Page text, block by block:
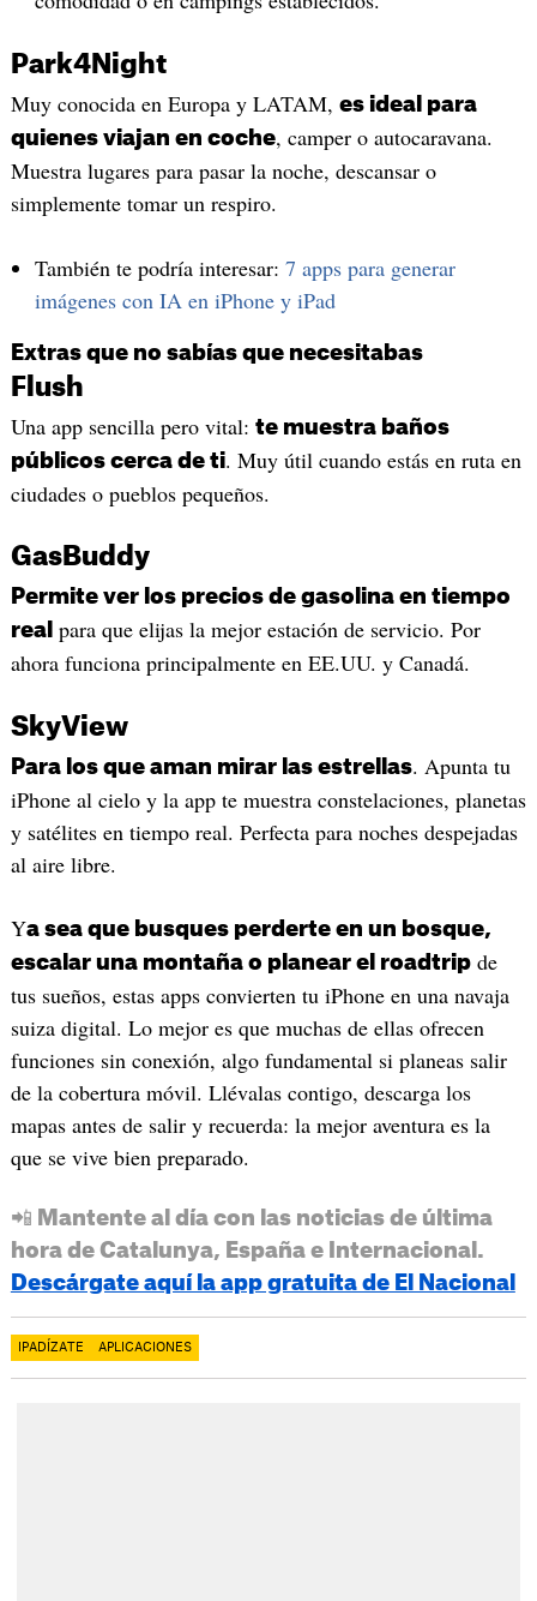
Park4Night
Muy conocida en Europa y LATAM, es ideal para
quienes viajan en coche, camper o autocaravana.
Muestra lugares para pasar la noche, descansar o
simplemente tomar un respiro.
También te podría interesar: 7 apps para generar
imágenes con IA en iPhone y iPad
Extras que no sabías que necesitabas
Flush
Una app sencilla pero vital: te muestra baños
públicos cerca de ti. Muy útil cuando estás en ruta en
ciudades o pueblos pequeños.
GasBuddy
Permite ver los precios de gasolina en tiempo
real para que elijas la mejor estación de servicio. Por
ahora funciona principalmente en EE.UU. y Canadá.
SkyView
Para los que aman mirar las estrellas. Apunta tu
iPhone al cielo y la app te muestra constelaciones, planetas
y satélites en tiempo real. Perfecta para noches despejadas
al aire libre.
Ya sea que busques perderte en un bosque,
escalar una montaña o planear el roadtripde
tus sueños, estas apps convierten tu iPhone en una navaja
suiza digital. Lo mejor es que muchas de ellas ofrecen
funciones sin conexión, algo fundamental si planeas salir
de la cobertura móvil. Llévalas contigo, descarga los
mapas antes de salir y recuerda: la mejor aventura es la
que se vive bien preparado.
📲 Mantente al día con las noticias de última
hora de Catalunya, España e Internacional.
Descárgate aquí la app gratuita de El Nacional
IPADÍZATE APLICACIONES